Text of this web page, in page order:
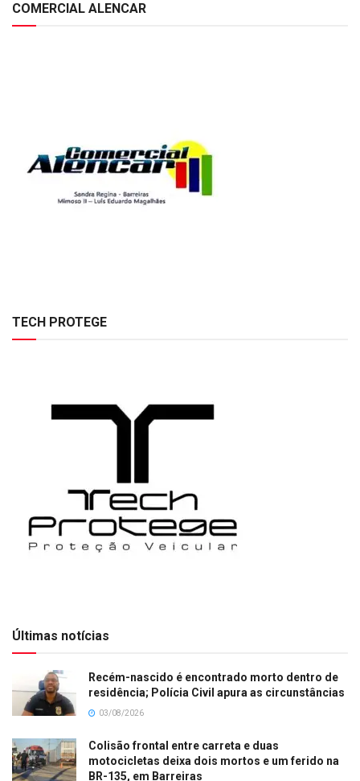
COMERCIAL ALENCAR
TECH PROTEGE
Últimas notícias
Recém-nascido é encontrado morto dentro de
residência; Polícia Civil apura as circunstâncias
03/08/2026
Colisão frontal entre carreta e duas
motocicletas deixa dois mortos e um ferido na
BR-135, em Barreiras